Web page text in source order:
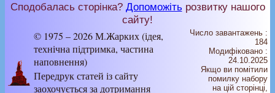
Сподобалась сторінка? Допоможітьрозвитку нашого
сайту!
© 1975 – 2026 М.Жарких (ідея,
технічна підтримка, частина
наповнення)
Передрук статей із сайту
заохочується за дотримання
Число завантажень :
184
Модифіковано :
24.10.2025
Якщо ви помітили
помилку набору
на цiй сторiнцi,